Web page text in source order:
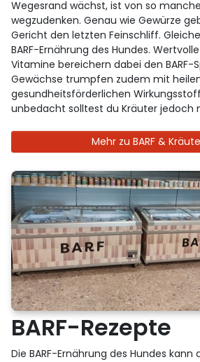
Wegesrand wächst, ist von so
wegzudenken. Genau wie Gewürze
Gericht den letzten Feinschliff.
BARF-Ernährung des Hundes.
Vitamine bereichern dabei den BARF-
Gewächse trumpfen zudem mit
gesundheitsförderlichen
unbedacht solltest du Kräuter jedoch
Mehr zu BARF &
BARF-Rezepte
Die BARF-Ernährung des Hundes